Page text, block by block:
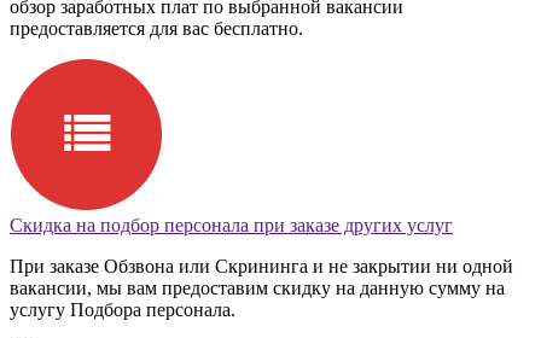
обзор заработных плат по выбранной вакансии
предоставляется для вас бесплатно.
Скидка на подбор персонала при заказе других услуг
При заказе Обзвона или Скрининга и не закрытии ни одной
вакансии, мы вам предоставим скидку на данную сумму на
услугу Подбора персонала.